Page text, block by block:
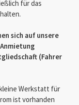
für das
sich auf unsere
(Fahrer
Werkstatt für
ist vorhanden